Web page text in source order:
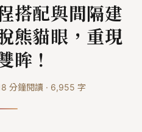
搭配與間隔建
熊貓眼，重現
眸！
分鐘閱讀· 6,955 字